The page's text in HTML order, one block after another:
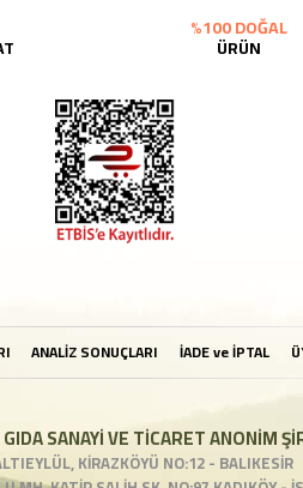
%100 DOĞAL
ÜRÜN
ANALİZ SONUÇLARI İADE ve İPTAL
SANAYİ VE TİCARET ANONİM
KİRAZKÖYÜ NO:12 - BALIKESİR